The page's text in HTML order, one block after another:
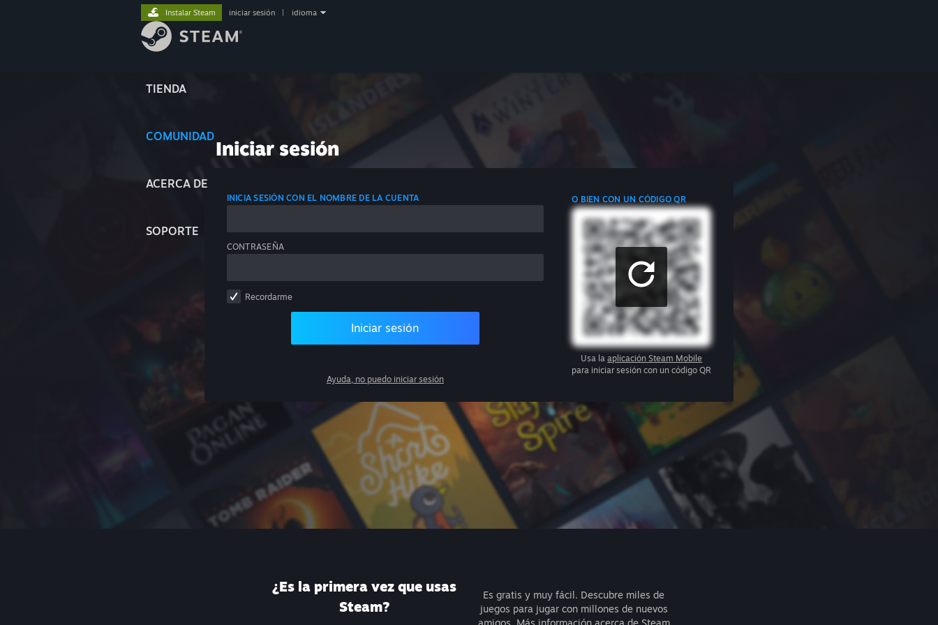
TIENDA
COMUNIDAD
ACERCA DE
SOPORTE
Instalar Steam iniciar sesión idioma
Iniciar sesión
INICIA SESIÓN CON EL NOMBRE DE LA CUENTA
CONTRASEÑA
Recordarme
Iniciar sesión
Ayuda, no puedo iniciar sesión
O BIEN CON UN CÓDIGO QR
Usa laaplicación Steam Mobile
para iniciar sesión con un código QR
¿Es la primera vez que usas
Steam?
Es gratis y muy fácil. Descubre miles de
juegos para jugar con millones de nuevos
amigos. Más información acerca de Steam